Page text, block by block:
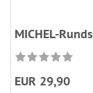
MICHEL-
EUR 29,90